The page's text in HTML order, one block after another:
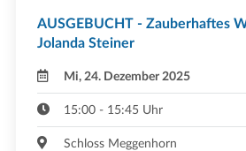
AUSGEBUCHT - Zauberhaftes
Jolanda Steiner
Mi, 24. Dezember 2025
15:00 - 15:45 Uhr
Schloss Meggenhorn